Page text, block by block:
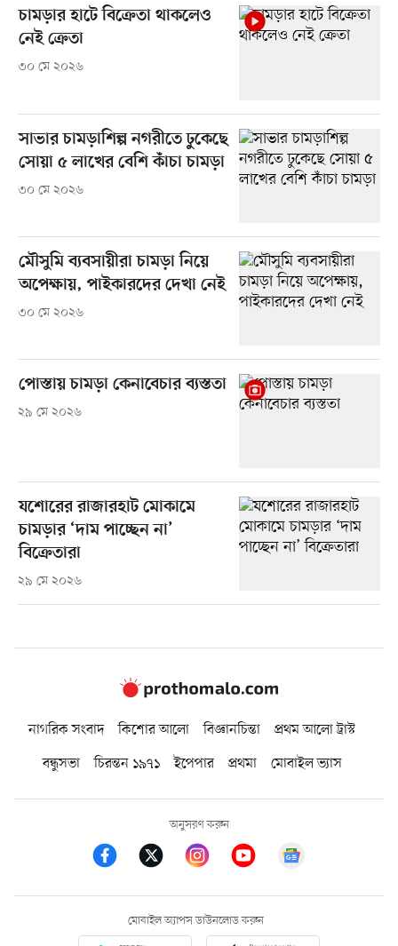
চামড়ার হাটে বিক্রেতা থাকলেও
নেই ক্রেতা
৩০ মে ২০২৬
সাভার চামড়াশিল্প নগরীতে ঢুকেছে
সোয়া ৫ লাখের বেশি কাঁচা চামড়া
৩০ মে ২০২৬
মৌসুমি ব্যবসায়ীরা চামড়া নিয়ে
অপেক্ষায়, পাইকারদের দেখা নেই
৩০ মে ২০২৬
পোস্তায় চামড়া কেনাবেচার ব্যস্ততা
২৯ মে ২০২৬
যশোরের রাজারহাট মোকামে
চামড়ার ‘দাম পাচ্ছেন না’
বিক্রেতারা
২৯ মে ২০২৬
নাগরিক সংবাদ কিশোর আলো বিজ্ঞানচিন্তা
প্রথম আলো ট্রাস্ট
বন্ধুসভা
চিরন্তন ১৯৭১ ইপেপার প্রথমা মোবাইল ভ্যাস
অনুসরণ করুন
মোবাইল অ্যাপস ডাউনলোড করুন